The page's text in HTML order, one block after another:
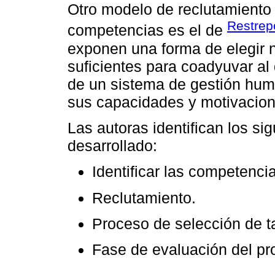
Otro modelo de
competencias es el de
exponen una forma de elegir
suficientes para coadyuvar
de un sistema de gestión
sus capacidades y
Las autoras identifican los
desarrollado:
Identificar las
Reclutamiento.
Proceso de selección de
Fase de evaluación del